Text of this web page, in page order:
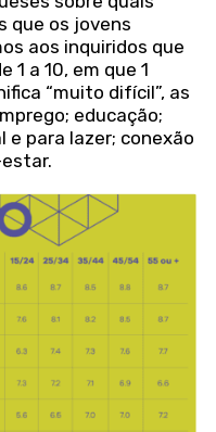
que os jovens
aos inquiridos que
1 a 10, em que 1
“muito difícil”, as
educação;
e para lazer; conexão